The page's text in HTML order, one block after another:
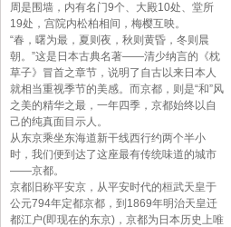
周是围墙，内有名门9个、大殿10处、堂所
19处，宫院内松柏相间，梅樱互映。
“春，曙为最，夏则夜，秋则黄昏，冬则晨
朝。”这是日本古典名著——清少纳言的《枕
草子》冒首之章节，说明了自古以来日本人
就相当重视季节的美感。而京都，则是“和”风
之美的精华之最，一年四季，京都始终以自
己的纯真面目示人。
从东京乘坐东海道新干线西行约两个半小
时，我们便到达了这座最有传统味道的城市
——京都。
京都旧称平安京，从平安时代的桓武天皇于
公元794年定都京都，到1869年明治天皇迁
都江户(即现在的东京)，京都为日本历史上唯